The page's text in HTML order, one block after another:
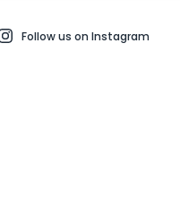
Follow us on Instagram